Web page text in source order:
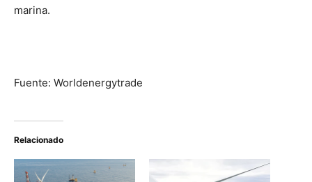
marina.
Fuente: Worldenergytrade
Relacionado